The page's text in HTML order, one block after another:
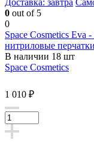
0 out of 5
0
Space Cosmetics Eva
нитриловые
В наличии 18 шт
Space Cosmetics
1 010 ₽